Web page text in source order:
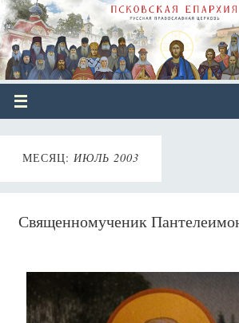
МЕСЯЦ: ИЮЛЬ 2003
Священномученик